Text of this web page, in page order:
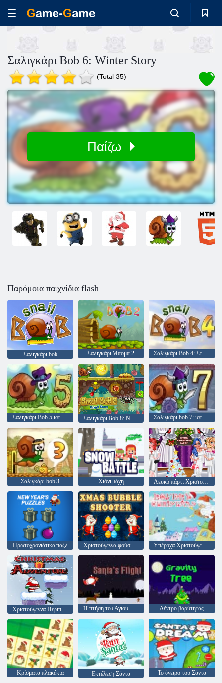
Σαλιγκάρι Bob 6: Winter Story
(Total 35)
Παίζω
Παρόμοια παιχνίδια flash
Σαλιγκάρι bob Σαλιγκάρι Μπομπ 2 Σαλιγκάρι Bob 4: Στο Διάστημα
Σαλιγκάρι Bob 5 ιστορία αγάπης Σαλιγκάρι Bob 8: Νησί ιστορία Σαλιγκάρι bob 7: ιστορία φαντασίας
Σαλιγκάρι bob 3 Χιόνι μάχη Λευκό πάρτι Χριστουγέννων
Πρωτοχρονιάτικα παζλ Χριστούγεννα φούσκα shooter Υπέροχα Χριστούγεννα
Η πτήση του Άγιου Βασίλη Δέντρο βαρύτητας
Κρίσματα πλακάκια Εκτέλεση Σάντα Το όνειρο του Σάντα